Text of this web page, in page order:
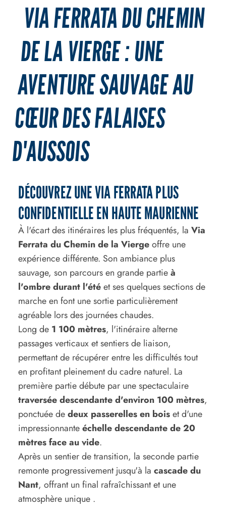
VIA FERRATA DU CHEMIN
DE LA VIERGE : UNE
AVENTURE SAUVAGE AU
CŒUR DES FALAISES
D'AUSSOIS
DÉCOUVREZ UNE VIA FERRATA PLUS
CONFIDENTIELLE EN HAUTE MAURIENNE
À l'écart des itinéraires les plus fréquentés, la Via
Ferrata du Chemin de la Viergeoffre une
expérience différente. Son ambiance plus
sauvage, son parcours en grande partieà
l'ombre durant l'étéet ses quelques sections de
marche en font une sortie particulièrement
agréable lors des journées chaudes.
Long de 1 100 mètres, l'itinéraire alterne
passages verticaux et sentiers de liaison,
permettant de récupérer entre les difficultés tout
en profitant pleinement du cadre naturel. La
première partie débute par une spectaculaire
traversée descendante d'environ 100 mètres,
ponctuée dedeux passerelles en boiset d'une
impressionnanteéchelle descendante de 20
mètres face au vide.
Après un sentier de transition, la seconde partie
remonte progressivement jusqu'à la cascade du
Nant, offrant un final rafraîchissant et une
atmosphère unique .